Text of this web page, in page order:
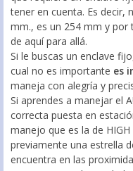
tener en cuenta. Es decir,
mm., es un 254 mm y
de aquí para allá.
Si le buscas un enclave
cual no es importante es
maneja con alegría y
Si aprendes a manejar el
correcta puesta en
manejo que es la de HIGH
previamente una estrella
encuentra en las